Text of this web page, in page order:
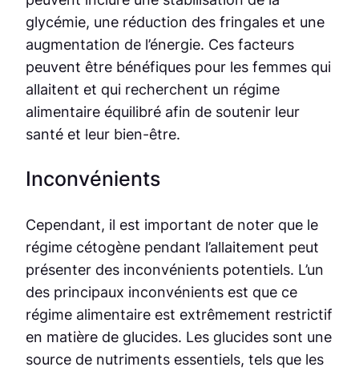
glycémie, une réduction des fringales et une
augmentation de l’énergie. Ces facteurs
peuvent être bénéfiques pour les femmes qui
allaitent et qui recherchent un régime
alimentaire équilibré afin de soutenir leur
santé et leur bien-être.
Inconvénients
Cependant, il est important de noter que le
régime cétogène pendant l’allaitement peut
présenter des inconvénients potentiels. L’un
des principaux inconvénients est que ce
régime alimentaire est extrêmement restrictif
en matière de glucides. Les glucides sont une
source de nutriments essentiels, tels que les